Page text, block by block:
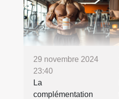
29 novembre 2024
23:40
La
complémentation